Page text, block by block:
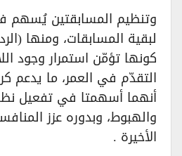
وتنظيم المسابقتين يُسهم
لبقية المسابقات، ومنها
كونها تؤمّن استمرار وجود
التقدّم في العمر، ما يدعم
أنهما أسهمتا في تفعيل
والهبوط، وبدوره عزز
الأخيرة .